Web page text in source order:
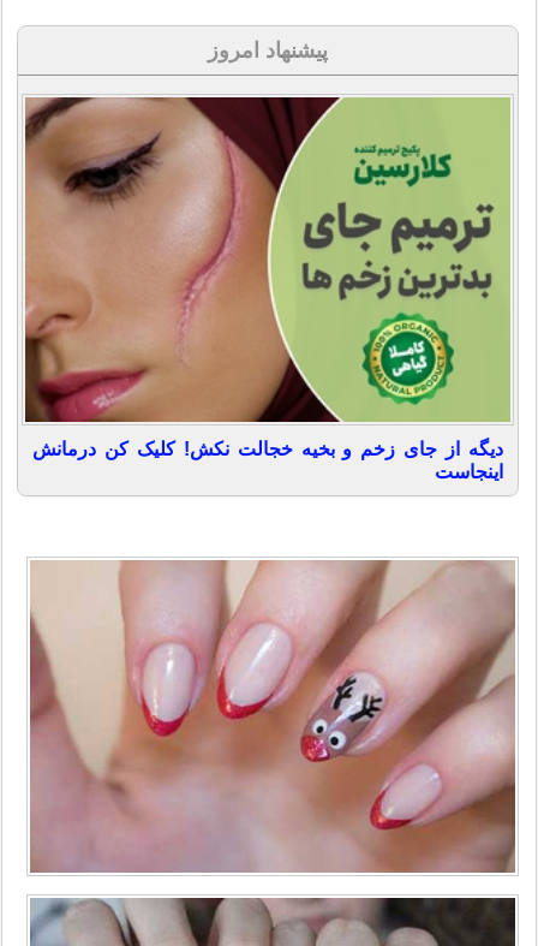
پیشنهاد امروز
دیگه از جای زخم و بخیه خجالت نکش! کلیک کن درمانش
اینجاست